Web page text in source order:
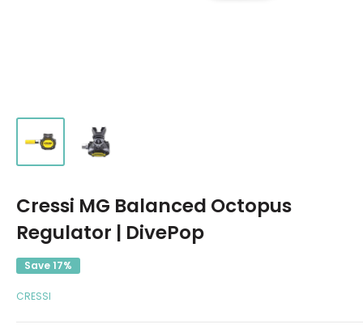
Cressi MG Balanced Octopus
Regulator | DivePop
Save 17%
CRESSI